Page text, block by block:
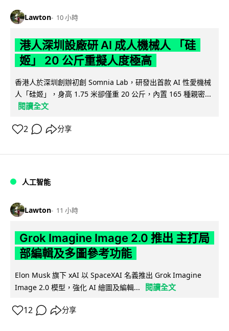
Lawton 10 小時
港人深圳設廠研 AI 成人機械人 「硅
姬」 20 公斤重擬人度極高
香港人於深圳創辦初創 Somnia Lab，研發出首款 AI 性愛機械
人「硅姬」，身高 1.75 米卻僅重 20 公斤，內置 165 種親密...
閱讀全文
2 分享
人工智能
Lawton 11 小時
Grok Imagine Image 2.0 推出 主打局
部編輯及多圖參考功能
Elon Musk 旗下 xAI 以 SpaceXAI 名義推出 Grok Imagine
Image 2.0 模型，強化 AI 繪圖及編輯...
閱讀全文
12 分享